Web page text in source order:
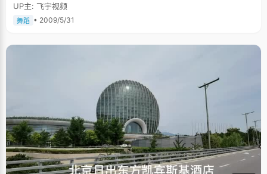
UP主: 飞宇视频
舞蹈 • 2009/5/31